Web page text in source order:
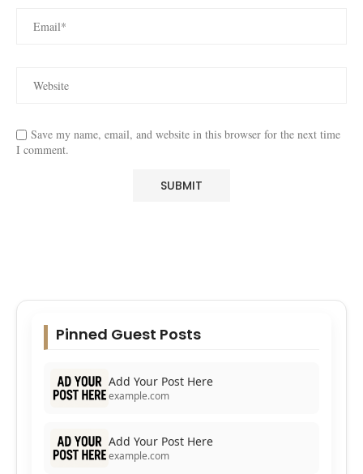
Save my name, email, and website in this browser for the next time
I comment.
Pinned Guest Posts
Add Your Post Here
example.com
Add Your Post Here
example.com